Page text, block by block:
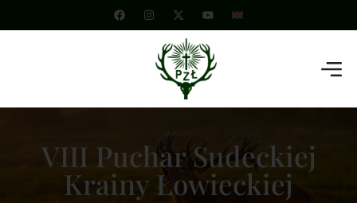
VIII Puchar Sudeckiej
Krainy Łowieckiej